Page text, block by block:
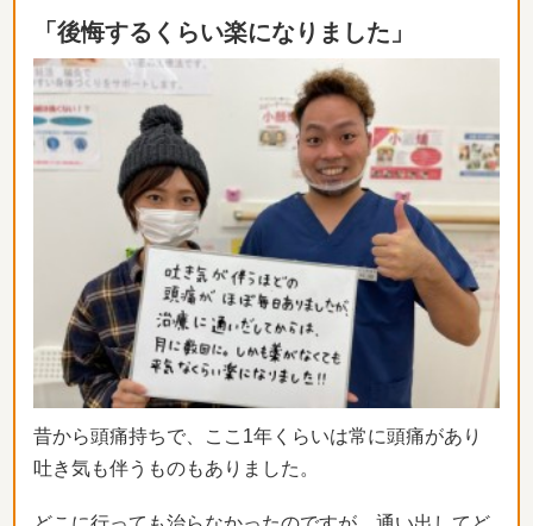
「後悔するくらい楽になりました」
昔から頭痛持ちで、ここ1年くらいは常に頭痛があり
吐き気も伴う ものもありました。